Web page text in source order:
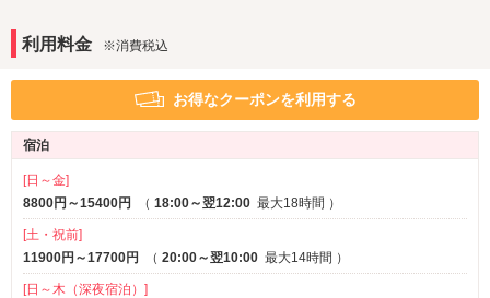
部屋タイプ
3名以上利用可
利用料金 ※消費税込
お得なクーポンを利用する
宿泊
[日～金]
8800円～15400円
（ 18:00～翌12:00 最大18時間 ）
[土・祝前]
11900円～17700円
（ 20:00～翌10:00 最大14時間 ）
[日～木（深夜宿泊）]